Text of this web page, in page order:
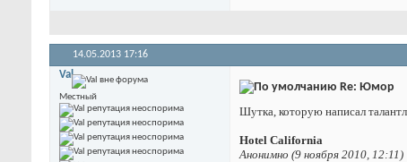
14.05.2013 17:16
Val
Местный
Re: Юмор
Шутка, которую написал
Hotel California
Анонимно (9 ноября 2010, 12:11)